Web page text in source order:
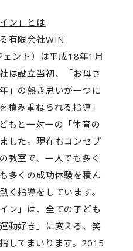
ン」とは
有限会社WIN
ント）は平成18年1月
は設立当初、「お母さ
」の熱き思いが一つに
積み重ねられる指導」
もと一対一の「体育の
した。現在もコンセプ
教室で、一人でも多く
多くの成功体験を積ん
く指導をしています。
ン」は、全ての子ども
動好き」に変える、笑
してまいります。2015